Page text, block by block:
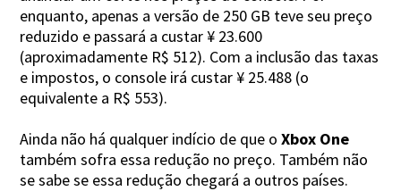
enquanto, apenas a versão de 250 GB teve seu preço
reduzido e passará a custar ¥ 23.600
(aproximadamente R$ 512). Com a inclusão das taxas
e impostos, o console irá custar ¥ 25.488 (o
equivalente a R$ 553).
Ainda não há qualquer indício de que oXbox One
também sofra essa redução no preço. Também não
se sabe se essa redução chegará a outros países.